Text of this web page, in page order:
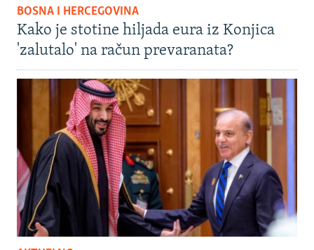
BOSNA I HERCEGOVINA
Kako je stotine hiljada eura iz Konjica
'zalutalo' na račun prevaranata?